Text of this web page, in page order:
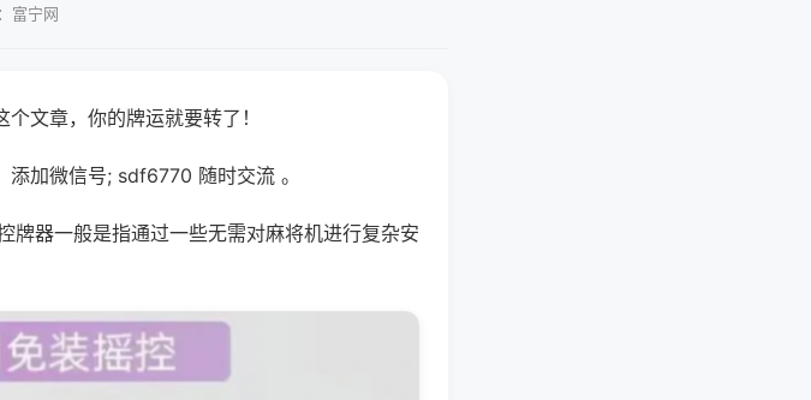
富宁网
文章，你的牌运就要转了！
加微信号; sdf6770 随时交流 。
牌器一般是指通过一些无需对麻将机进行复杂安